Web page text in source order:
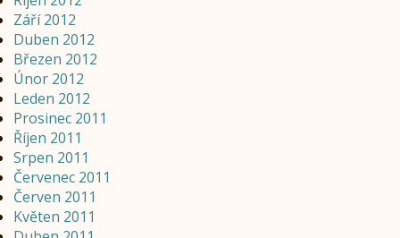
Září 2012
Duben 2012
Březen 2012
Únor 2012
Leden 2012
Prosinec 2011
Říjen 2011
Srpen 2011
Červenec 2011
Červen 2011
Květen 2011